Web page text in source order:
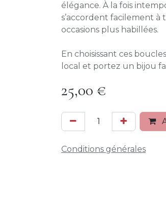
élégance. À la fois
s’accordent facilement
occasions plus habillées.
En choisissant ces
local et portez un bijou
25,00 €
Conditions générales